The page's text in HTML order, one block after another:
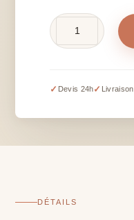
H
cm
✓ Devis 24h✓ Livraison
DÉTAILS